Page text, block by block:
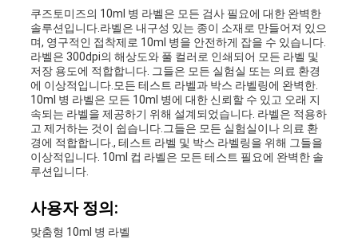
쿠즈토미즈의 10ml 병 라벨은 모든 검사 필요에 대한 완벽한
솔루션입니다.라벨은 내구성 있는 종이 소재로 만들어져 있으
며, 영구적인 접착제로 10ml 병을 안전하게 잡을 수 있습니다.
라벨은 300dpi의 해상도와 풀 컬러로 인쇄되어 모든 라벨 및
저장 용도에 적합합니다. 그들은 모든 실험실 또는 의료 환경
에 이상적입니다.모든 테스트 라벨과 박스 라벨링에 완벽한.
10ml 병 라벨은 모든 10ml 병에 대한 신뢰할 수 있고 오래 지
속되는 라벨을 제공하기 위해 설계되었습니다. 라벨은 적용하
고 제거하는 것이 쉽습니다.그들은 모든 실험실이나 의료 환
경에 적합합니다., 테스트 라벨 및 박스 라벨링을 위해 그들을
이상적입니다. 10ml 컵 라벨은 모든 테스트 필요에 완벽한 솔
루션입니다.
사용자 정의:
맞춤형 10ml 병 라벨